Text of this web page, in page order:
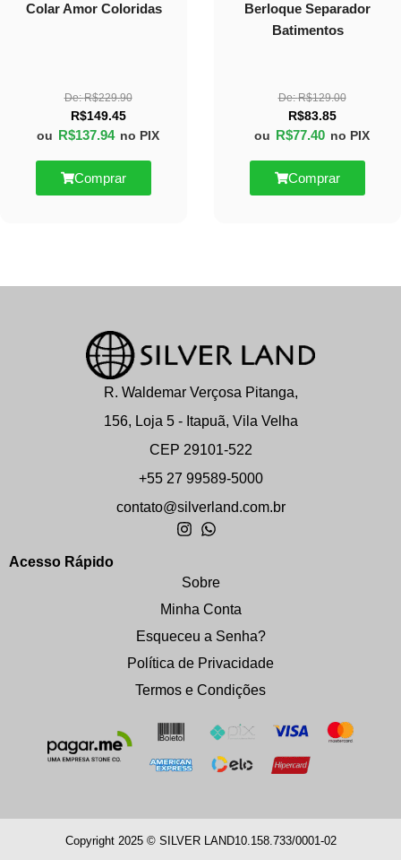
Colar Amor Coloridas
De:R$229.90
R$149.45
ou R$137.94 no PIX
Comprar
Berloque Separador
Batimentos
De:R$129.00
R$83.85
ou R$77.40 no PIX
Comprar
R. Waldemar Verçosa Pitanga,
156, Loja 5 - Itapuã, Vila Velha
CEP 29101-522
+55 27 99589-5000
contato@silverland.com.br
Acesso Rápido
Sobre
Minha Conta
Esqueceu a Senha?
Política de Privacidade
Termos e Condições
Copyright 2025 © SILVER LAND10.158.733/0001-02